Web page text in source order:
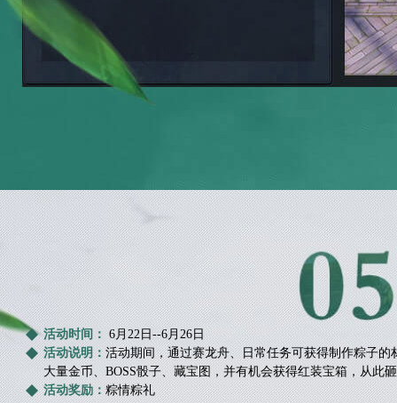
活动时间： 6月22日--6月26日
活动说明：活动期间，通过赛龙舟、日常任务可获得制作粽子
大量金币、BOSS骰子、藏宝图，并有机会获得红装宝箱，从此砸
活动奖励：粽情粽礼